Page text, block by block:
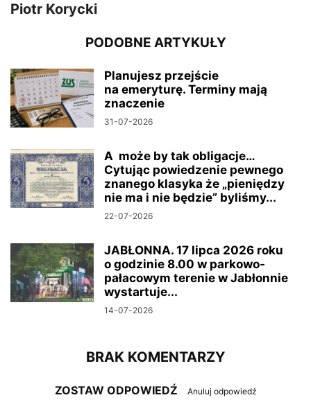
Piotr Korycki
PODOBNE ARTYKUŁY
Planujesz przejście
na emeryturę. Terminy mają
znaczenie
31-07-2026
A może by tak obligacje…
Cytując powiedzenie pewnego
znanego klasyka że „pieniędzy
nie ma i nie będzie” byliśmy...
22-07-2026
JABŁONNA. 17 lipca 2026 roku
o godzinie 8.00 w parkowo-
pałacowym terenie w Jabłonnie
wystartuje...
14-07-2026
BRAK KOMENTARZY
ZOSTAW ODPOWIEDŹ Anuluj odpowiedź